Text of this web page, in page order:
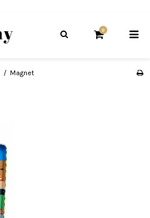
0
/ Magnet